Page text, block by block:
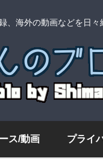
、海外の動画などを日々
ス/動画 プライ